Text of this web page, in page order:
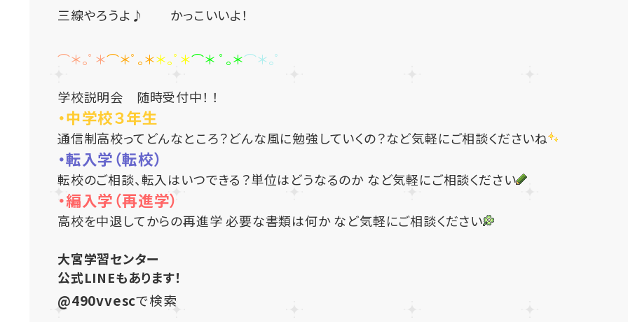
三線やろうよ♪ かっこいいよ！
⌒＊｡ﾟ＊⌒＊ﾟ｡＊＊｡ﾟ＊⌒＊ ﾟ｡＊⌒＊｡ﾟ
学校説明会 随時受付中！ ！
・中学校３年生
通信制高校ってどんなところ？どんな風に勉強していくの？など気軽にご相談くださいね
・転入学（転校）
転校のご相談、転入はいつできる？単位はどうなるのか など気軽にご相談ください
・編入学（再進学）
高校を中退してからの再進学 必要な書類は何か など気軽にご相談ください
大宮学習センター
公式LINEもあります！
@490vvescで検索